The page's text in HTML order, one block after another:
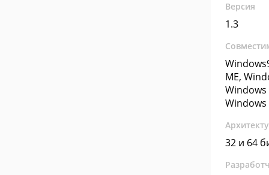
Версия
1.3
ME,
Windows
Windows
32 и 64